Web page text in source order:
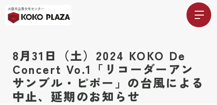
8月31日（土）2024 KOKO De
Concert Vo.1「リコーダーアン
サンブル・ピポー」の台風による
中止、延期のお知らせ